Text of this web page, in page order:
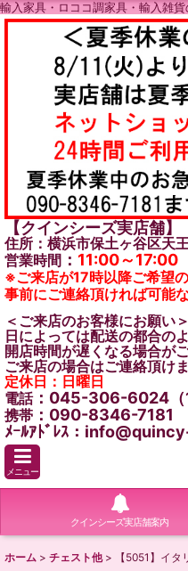
輸入家具・ロココ調家具・輸入雑
【クインシーズ実店舗】
住所：横浜市保土ヶ谷区天
営業時間 ： 11:00～17:00
※ご来店が17時以降ご希望
事前にご連絡頂ければ可能
＜ご来店のお客様にお願い＞
日によっては配送の都合の
開店時間が遅くなる場合が
ご来店の場合はご連絡頂け
定休日：日曜日
電話：045-306-6024（
携帯 ：090-8346-7181
ﾒｰﾙｱﾄﾞﾚｽ：
メニュー
クインシーズ実店舗案内
ホーム > チェスト他 > 【5051】イ